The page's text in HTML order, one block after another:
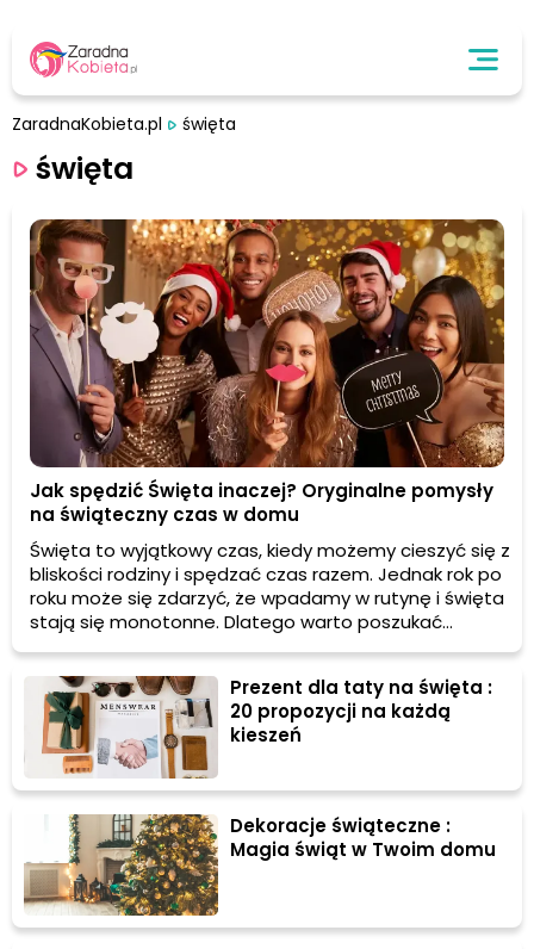
ZaradnaKobieta.pl święta
święta
Jak spędzić Święta inaczej? Oryginalne pomysły
na świąteczny czas w domu
Święta to wyjątkowy czas, kiedy możemy cieszyć się z
bliskości rodziny i spędzać czas razem. Jednak rok po
roku może się zdarzyć, że wpadamy w rutynę i święta
stają się monotonne. Dlatego warto poszukać
oryginalnych sposobów na spędzanie tego
magicznego czasu. Przedstawiamy kilka pomysłów,
które mogą sprawić, że święta będą jeszcze bardziej
niezapomniane.
Prezent dla taty na święta :
20 propozycji na każdą
kieszeń
Dekoracje świąteczne :
Magia świąt w Twoim domu